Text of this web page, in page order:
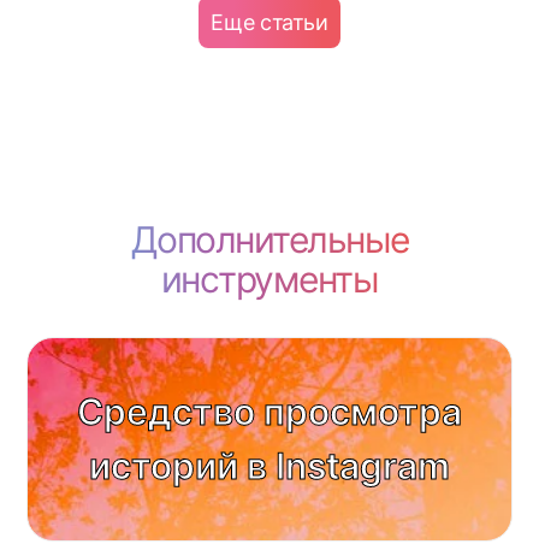
Еще статьи
Дополнительные
инструменты
Средство просмотра
историй в Instagram